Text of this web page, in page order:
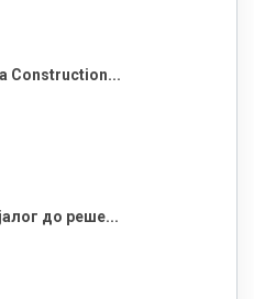
Construction...
до реше...